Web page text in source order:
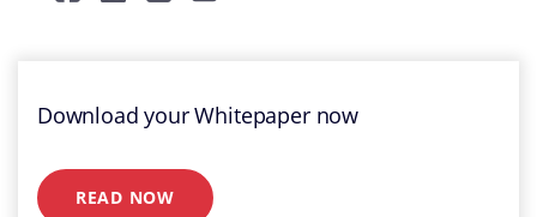
Download your Whitepaper now
READ NOW